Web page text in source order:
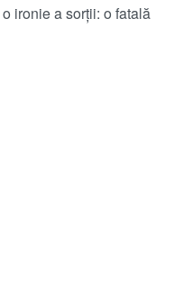
ironie a sorții: o fatală